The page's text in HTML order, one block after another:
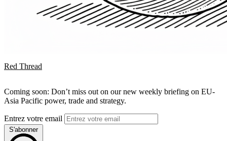
Red Thread
Coming soon: Don’t miss out on our new weekly briefing on EU-
Asia Pacific power, trade and strategy.
Entrez votre email
S'abonner